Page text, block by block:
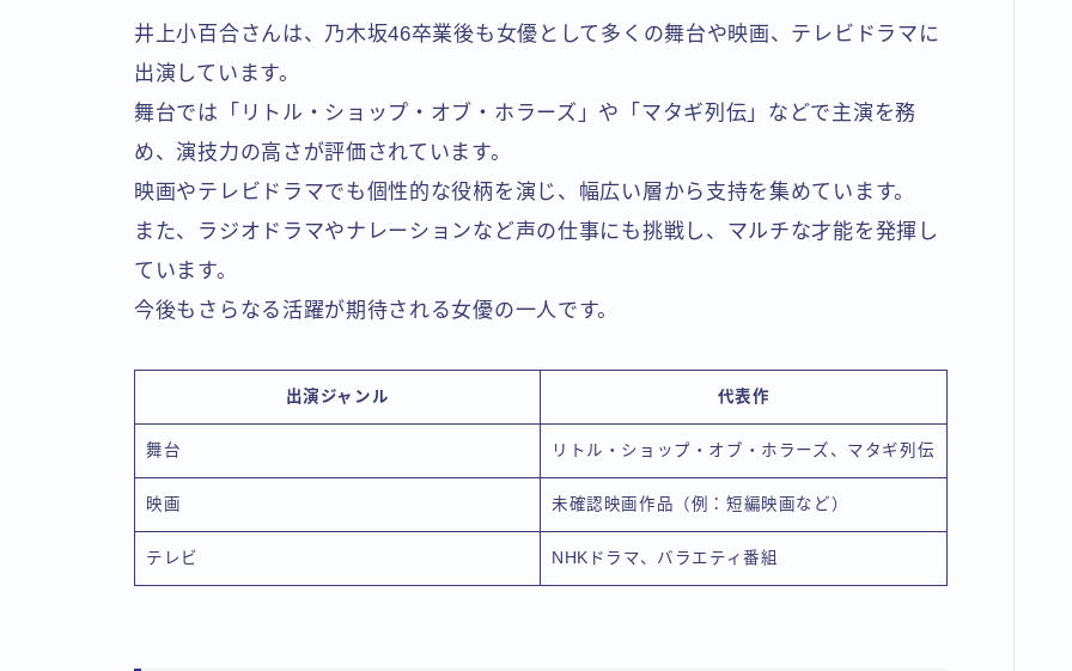
井上小百合さんは、乃木坂46卒業後も女優として多くの舞台や映画、テレビドラマに
出演しています。
舞台では「リトル・ショップ・オブ・ホラーズ」や「マタギ列伝」などで主演を務
め、演技力の高さが評価されています。
映画やテレビドラマでも個性的な役柄を演じ、幅広い層から支持を集めています。
また、ラジオドラマやナレーションなど声の仕事にも挑戦し、マルチな才能を発揮し
ています。
今後もさらなる活躍が期待される女優の一人です。
出演ジャンル 代表作
舞台 リトル・ショップ・オブ・ホラーズ、マタギ列伝
映画 未確認映画作品（例：短編映画など）
テレビ NHKドラマ、バラエティ番組